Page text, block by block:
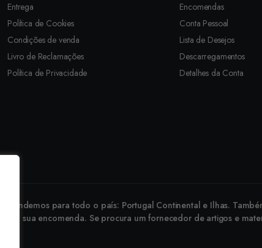
Entrega
Política de Cookies
Condições de venda
Livro de Reclamações
Política de Privacidade
Encomendas
Conta Pessoal
Lista de Desejos
Descarregamentos
Detalhes da Conta
para todo o país: Portugal Continental e Ilhas.
a sua encomenda. Se procura um fornecedor de artigos e